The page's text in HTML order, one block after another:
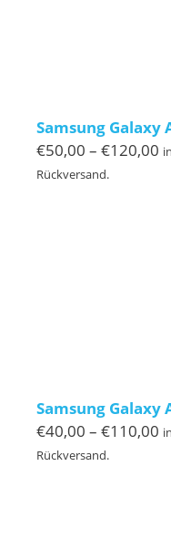
Samsung Galaxy
€50,00 – €120,00
Rückversand.
Samsung Galaxy
€40,00 – €110,00
Rückversand.